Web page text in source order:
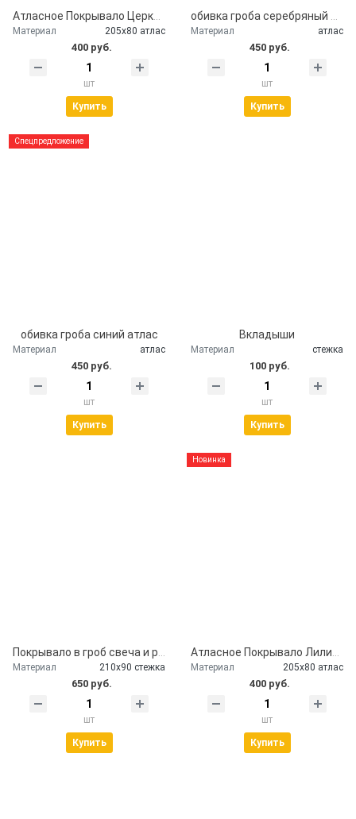
Материал 205х80 атлас
400 руб.
шт
Купить
Материал атлас
450 руб.
шт
Купить
Спецпредложение
обивка гроба синий атлас
Материал атлас
450 руб.
шт
Купить
Вкладыши
Материал стежка
100 руб.
шт
Купить
Покрывало в гроб свеча и розы
Материал 210х90 стежка
650 руб.
шт
Купить
Новинка
Атласное Покрывало Лилии серебро
Материал 205х80 атлас
400 руб.
шт
Купить